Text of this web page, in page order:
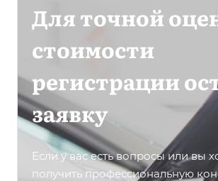
Для точной
стоимости
регистрации
заявку
Если у вас есть вопросы или вы
получить профессиональную